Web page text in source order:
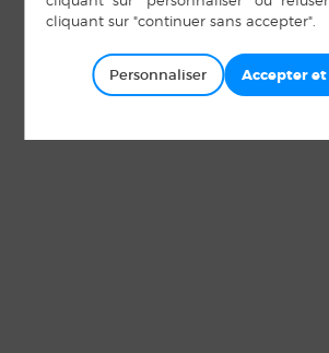
Personnaliser